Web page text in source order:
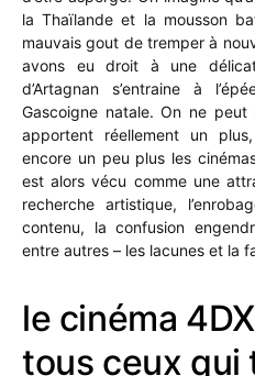
la Thaïlande et la mousson
mauvais gout de tremper à
avons eu droit à une
d’Artagnan s’entraine à
Gascoigne natale. On ne
apportent réellement un
encore un peu plus les
est alors vécu comme une
recherche artistique,
contenu, la confusion
entre autres – les lacunes et la
le cinéma
tous ceux qui